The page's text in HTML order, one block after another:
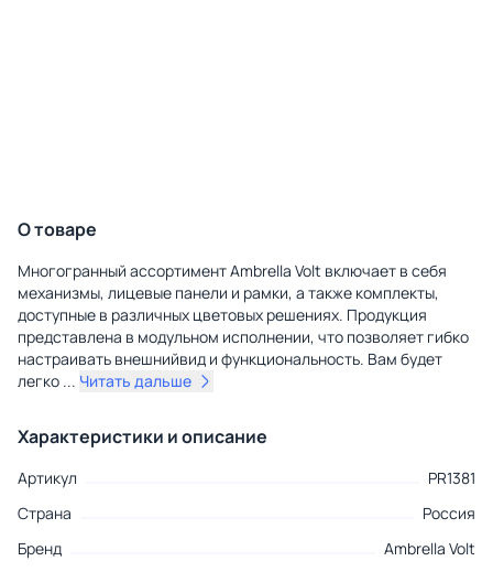
О товаре
Многогранный ассортимент Ambrella Volt включает в себя
механизмы, лицевые панели и рамки, а также комплекты,
доступные в различных цветовых решениях. Продукция
представлена в модульном исполнении, что позволяет гибко
настраивать внешнийвид и функциональность. Вам будет
легко ... Читать дальше
Характеристики и описание
Артикул
PR1381
Страна
Россия
Бренд
Ambrella Volt